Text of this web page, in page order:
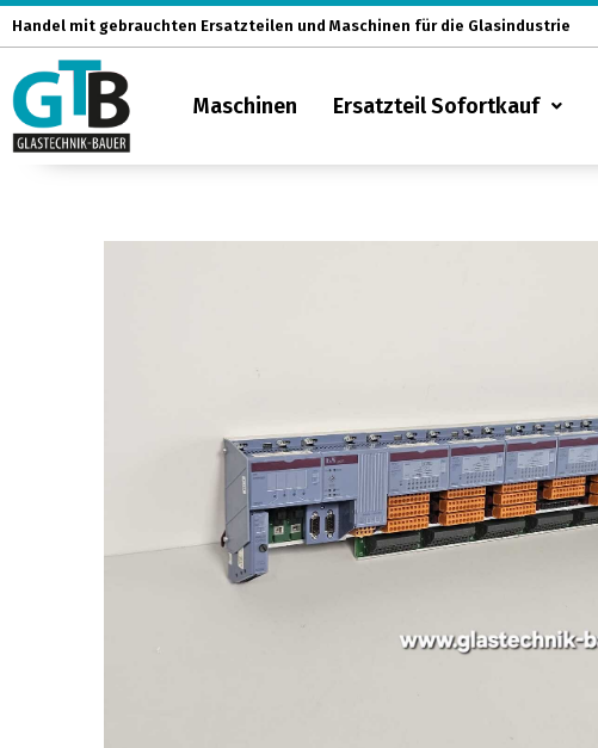
Zum
Inhalt
springen
Handel mit gebrauchten Ersatzteilen und Maschinen für die Glasindustrie
Maschinen Ersatzteil Sofortkauf